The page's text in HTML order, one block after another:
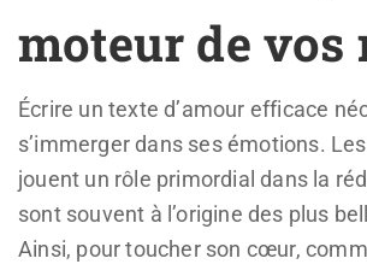
moteur de vos
Écrire un texte d’amour efficace
s’immerger dans ses émotions.
jouent un rôle primordial dans la
sont souvent à l’origine des plus
Ainsi, pour toucher son cœur,